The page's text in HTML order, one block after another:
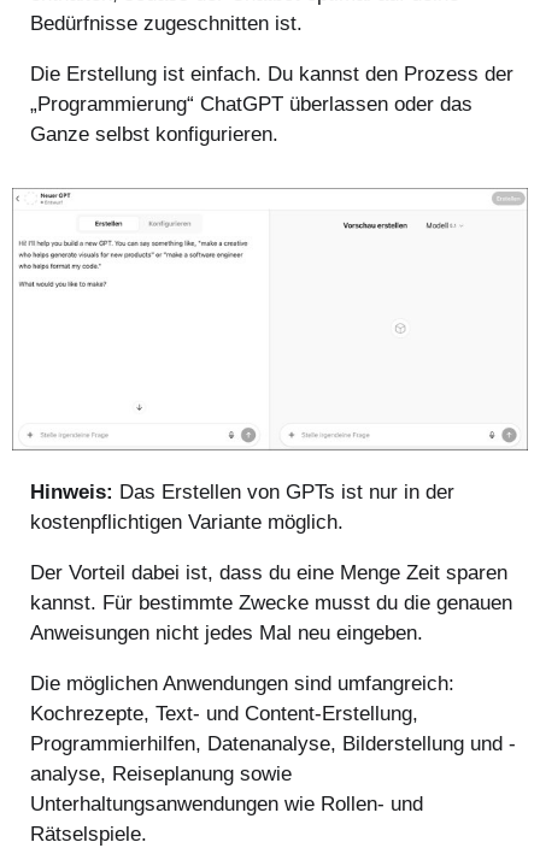
Bedürfnisse zugeschnitten ist.
Die Erstellung ist einfach. Du kannst den Prozess der
„Programmierung“ ChatGPT überlassen oder das
Ganze selbst konfigurieren.
Hinweis: Das Erstellen von GPTs ist nur in der
kostenpflichtigen Variante möglich.
Der Vorteil dabei ist, dass du eine Menge Zeit sparen
kannst. Für bestimmte Zwecke musst du die genauen
Anweisungen nicht jedes Mal neu eingeben.
Die möglichen Anwendungen sind umfangreich:
Kochrezepte, Text- und Content-Erstellung,
Programmierhilfen, Datenanalyse, Bilderstellung und -
analyse, Reiseplanung sowie
Unterhaltungsanwendungen wie Rollen- und
Rätselspiele.